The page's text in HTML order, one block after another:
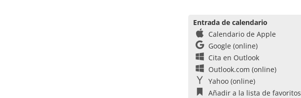
Entrada de calendario
Calendario de Apple
Google (online)
Cita en Outlook
Outlook.com (online)
Yahoo (online)
Añadir a la lista de favoritos